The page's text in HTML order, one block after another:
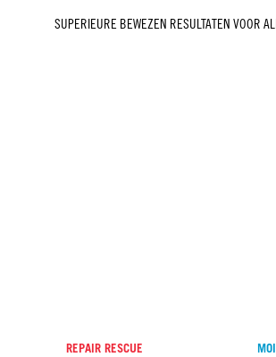
SUPERIEURE BEWEZEN RESULTATEN VOOR
REPAIR RESCUE